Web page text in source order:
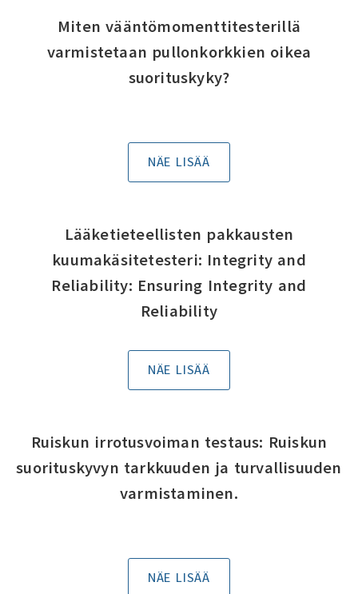
Miten vääntömomenttitesterillä
varmistetaan pullonkorkkien oikea
suorituskyky?
NÄE LISÄÄ
Lääketieteellisten pakkausten
kuumakäsitetesteri: Integrity and
Reliability: Ensuring Integrity and
Reliability
NÄE LISÄÄ
Ruiskun irrotusvoiman testaus: Ruiskun
suorituskyvyn tarkkuuden ja turvallisuuden
varmistaminen.
NÄE LISÄÄ